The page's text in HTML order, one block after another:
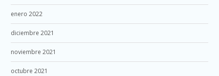
enero 2022
diciembre 2021
noviembre 2021
octubre 2021